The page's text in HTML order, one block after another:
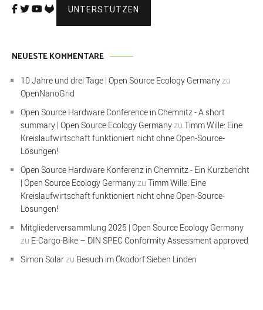
UNTERSTÜTZEN
NEUESTE KOMMENTARE
10 Jahre und drei Tage | Open Source Ecology Germany zu
OpenNanoGrid
Open Source Hardware Conference in Chemnitz - A short
summary | Open Source Ecology Germany zu Timm Wille: Eine
Kreislaufwirtschaft funktioniert nicht ohne Open-Source-
Lösungen!
Open Source Hardware Konferenz in Chemnitz - Ein Kurzbericht
| Open Source Ecology Germany zu Timm Wille: Eine
Kreislaufwirtschaft funktioniert nicht ohne Open-Source-
Lösungen!
Mitgliederversammlung 2025 | Open Source Ecology Germany
zu E-Cargo-Bike – DIN SPEC Conformity Assessment approved
Simon Solar zu Besuch im Ökodorf Sieben Linden